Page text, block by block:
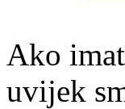
Ako
uvijek